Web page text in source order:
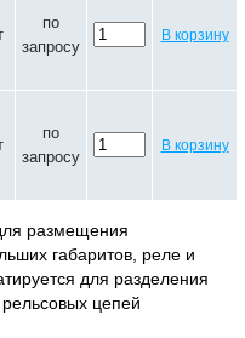
по
запросу
В корзину
по
запросу
В корзину
размещения
габаритов, реле и
для разделения
цепей